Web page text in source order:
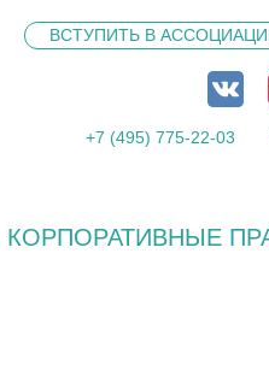
ВСТУПИТЬ В
+7 (495) 775-22-03
КОРПОРАТИВНЫЕ